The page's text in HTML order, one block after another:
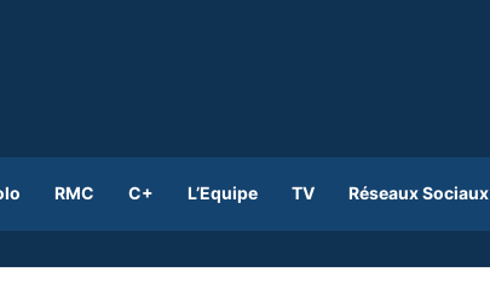
RMC C+ L’Equipe TV Réseaux Sociaux